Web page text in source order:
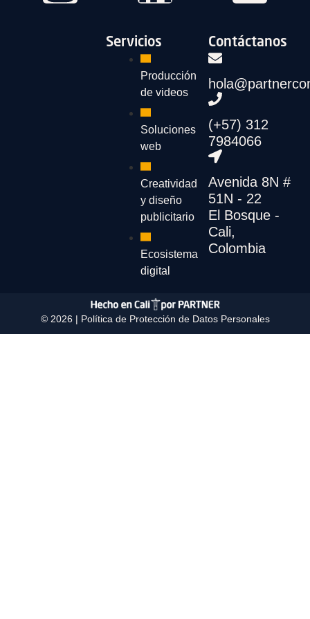
Servicios
Producción
de videos
Soluciones
web
Creatividad
y diseño
publicitario
Ecosistema
digital
Contáctanos
(+57) 312
7984066
Avenida 8N #
51N - 22
El Bosque -
Cali,
Colombia
© 2026 | Política de Protección de Datos Personales